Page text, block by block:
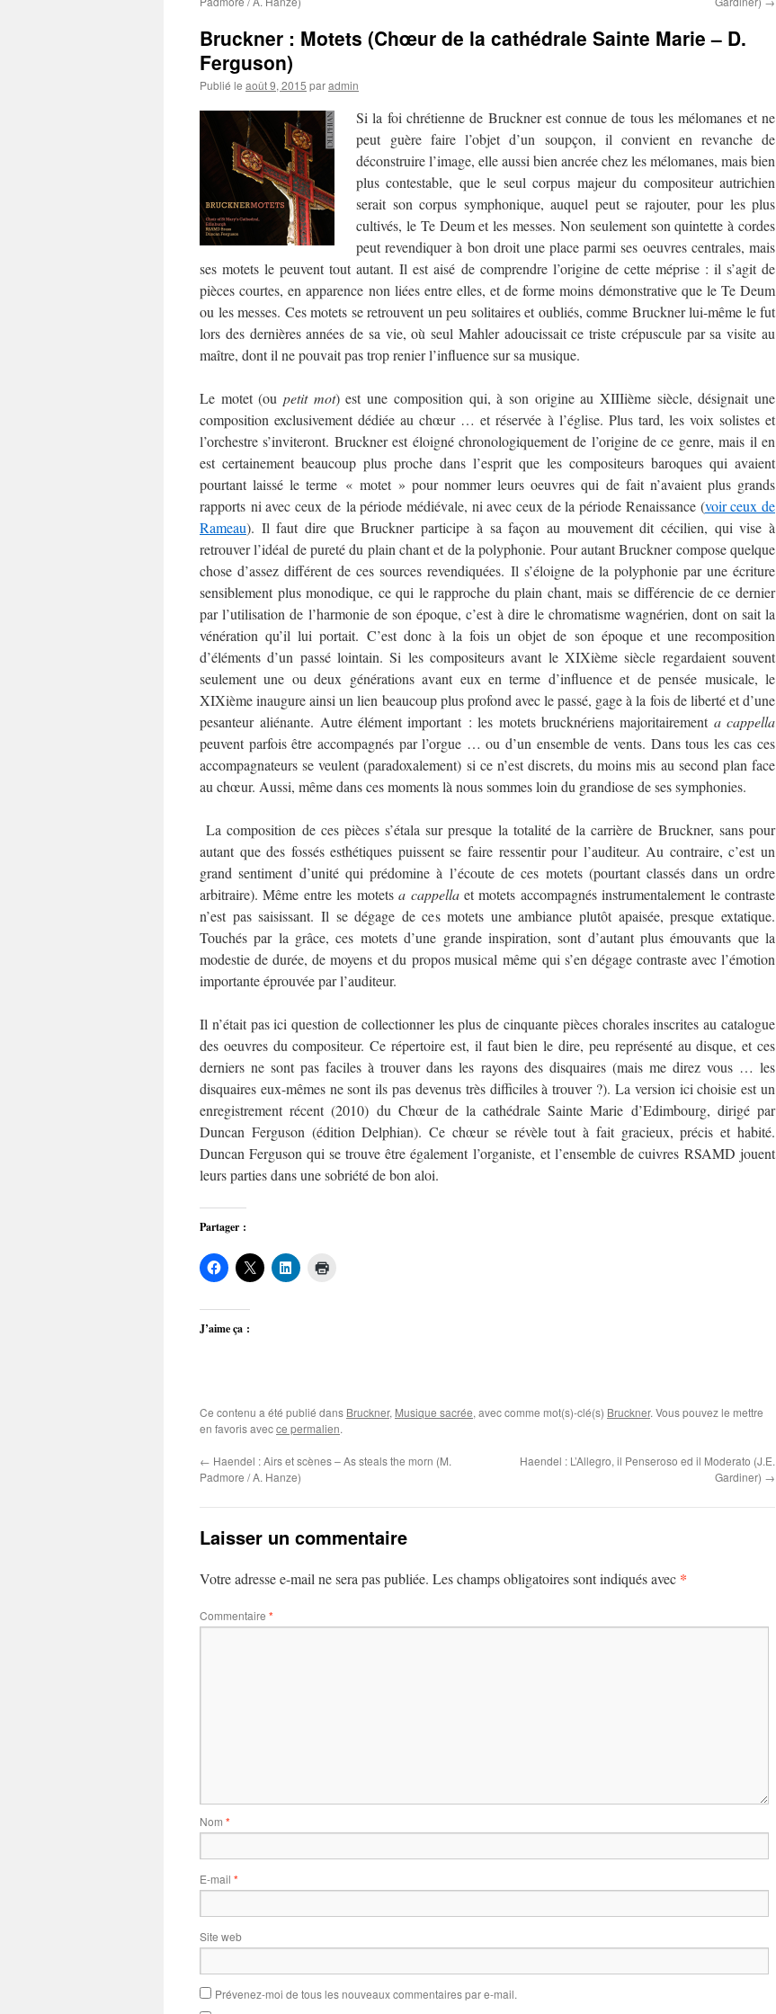
Bruckner : Motets (Chœur de la cathédrale Sainte Marie – D.
Ferguson)
Publié le août 9, 2015 paradmin
Si la foi chrétienne de Bruckner est connue de tous les mélomanes et ne
peut guère faire l’objet d’un soupçon, il convient en revanche de
déconstruire l’image, elle aussi bien ancrée chez les mélomanes, mais bien
plus contestable, que le seul corpus majeur du compositeur autrichien
serait son corpus symphonique, auquel peut se rajouter, pour les plus
cultivés, le Te Deum et les messes. Non seulement son quintette à cordes
peut revendiquer à bon droit une place parmi ses oeuvres centrales, mais
ses motets le peuvent tout autant. Il est aisé de comprendre l’origine de cette méprise : il s’agit de
pièces courtes, en apparence non liées entre elles, et de forme moins démonstrative que le Te Deum
ou les messes. Ces motets se retrouvent un peu solitaires et oubliés, comme Bruckner lui-même le fut
lors des dernières années de sa vie, où seul Mahler adoucissait ce triste crépuscule par sa visite au
maître, dont il ne pouvait pas trop renier l’influence sur sa musique.
Le motet (oupetit mot) est une composition qui, à son origine au XIIIième siècle, désignait une
composition exclusivement dédiée au chœur … et réservée à l’église. Plus tard, les voix solistes et
l’orchestre s’inviteront. Bruckner est éloigné chronologiquement de l’origine de ce genre, mais il en
est certainement beaucoup plus proche dans l’esprit que les compositeurs baroques qui avaient
pourtant laissé le terme « motet » pour nommer leurs oeuvres qui de fait n’avaient plus grands
rapports ni avec ceux de la période médiévale, ni avec ceux de la période Renaissance (voir ceux de
Rameau). Il faut dire que Bruckner participe à sa façon au mouvement dit cécilien, qui vise à
retrouver l’idéal de pureté du plain chant et de la polyphonie. Pour autant Bruckner compose quelque
chose d’assez différent de ces sources revendiquées. Il s’éloigne de la polyphonie par une écriture
sensiblement plus monodique, ce qui le rapproche du plain chant, mais se différencie de ce dernier
par l’utilisation de l’harmonie de son époque, c’est à dire le chromatisme wagnérien, dont on sait la
vénération qu’il lui portait. C’est donc à la fois un objet de son époque et une recomposition
d’éléments d’un passé lointain. Si les compositeurs avant le XIXième siècle regardaient souvent
seulement une ou deux générations avant eux en terme d’influence et de pensée musicale, le
XIXième inaugure ainsi un lien beaucoup plus profond avec le passé, gage à la fois de liberté et d’une
pesanteur aliénante. Autre élément important : les motets brucknériens majoritairement a cappella
peuvent parfois être accompagnés par l’orgue … ou d’un ensemble de vents. Dans tous les cas ces
accompagnateurs se veulent (paradoxalement) si ce n’est discrets, du moins mis au second plan face
au chœur. Aussi, même dans ces moments là nous sommes loin du grandiose de ses symphonies.
La composition de ces pièces s’étala sur presque la totalité de la carrière de Bruckner, sans pour
autant que des fossés esthétiques puissent se faire ressentir pour l’auditeur. Au contraire, c’est un
grand sentiment d’unité qui prédomine à l’écoute de ces motets (pourtant classés dans un ordre
arbitraire). Même entre les motetsa cappellaet motets accompagnés instrumentalement le contraste
n’est pas saisissant. Il se dégage de ces motets une ambiance plutôt apaisée, presque extatique.
Touchés par la grâce, ces motets d’une grande inspiration, sont d’autant plus émouvants que la
modestie de durée, de moyens et du propos musical même qui s’en dégage contraste avec l’émotion
importante éprouvée par l’auditeur.
Il n’était pas ici question de collectionner les plus de cinquante pièces chorales inscrites au catalogue
des oeuvres du compositeur. Ce répertoire est, il faut bien le dire, peu représenté au disque, et ces
derniers ne sont pas faciles à trouver dans les rayons des disquaires (mais me direz vous … les
disquaires eux-mêmes ne sont ils pas devenus très difficiles à trouver ?). La version ici choisie est un
enregistrement récent (2010) du Chœur de la cathédrale Sainte Marie d’Edimbourg, dirigé par
Duncan Ferguson (édition Delphian). Ce chœur se révèle tout à fait gracieux, précis et habité.
Duncan Ferguson qui se trouve être également l’organiste, et l’ensemble de cuivres RSAMD jouent
leurs parties dans une sobriété de bon aloi.
Partager :
J’aime ça :
Ce contenu a été publié dans Bruckner, Musique sacrée, avec comme mot(s)-clé(s) Bruckner. Vous pouvez le mettre
en favoris avecce permalien.
← Haendel : Airs et scènes – As steals the morn (M.
Padmore / A. Hanze)
Haendel : L’Allegro, il Penseroso ed il Moderato (J.E.
Gardiner) →
Laisser un commentaire
Votre adresse e-mail ne sera pas publiée. Les champs obligatoires sont indiqués avec *
Commentaire *
Nom *
E-mail *
Site web
Prévenez-moi de tous les nouveaux commentaires par e-mail.